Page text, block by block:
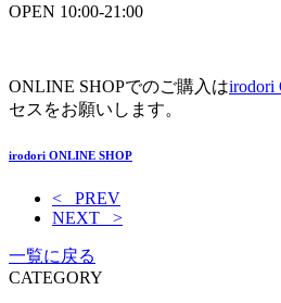
OPEN 10:00-21:00
ONLINE SHOPでのご購入はirodori
セスをお願いします。
irodori ONLINE SHOP
< PREV
NEXT >
一覧に戻る
CATEGORY